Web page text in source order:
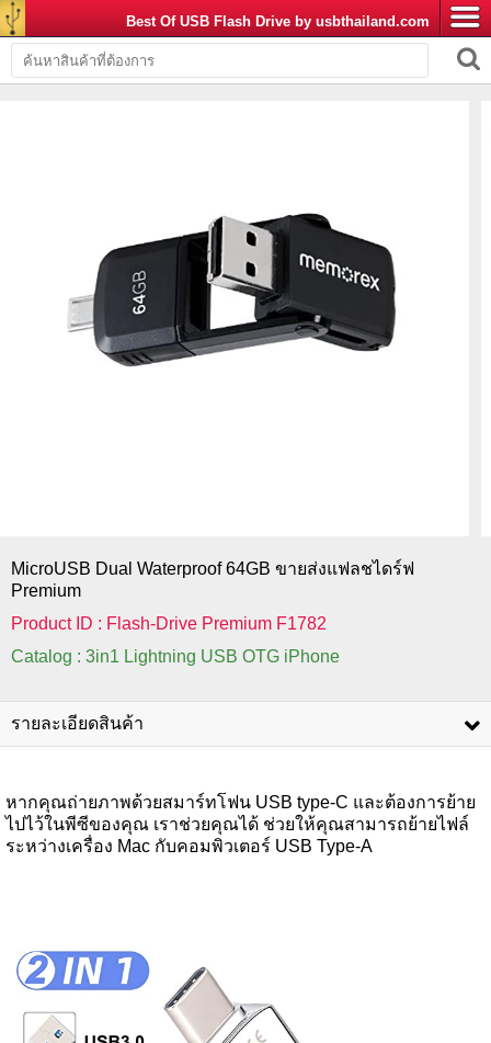
Best Of USB Flash Drive by usbthailand.com
MicroUSB Dual Waterproof 64GB ขายส่งแฟลชไดร์ฟ
Premium
Product ID : Flash-Drive Premium F1782
Catalog : 3in1 Lightning USB OTG iPhone
รายละเอียดสินค้า
หากคุณถ่ายภาพด้วยสมาร์ทโฟน USB type-C และต้องการย้าย
ไปไว้ในพีซีของคุณ เราช่วยคุณได้ ช่วยให้คุณสามารถย้ายไฟล์
ระหว่างเครื่อง Mac กับคอมพิวเตอร์ USB Type-A